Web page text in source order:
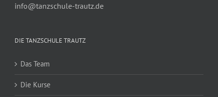
info@tanzschule-trautz.de
DIE TANZSCHULE TRAUTZ
Das Team
Die Kurse